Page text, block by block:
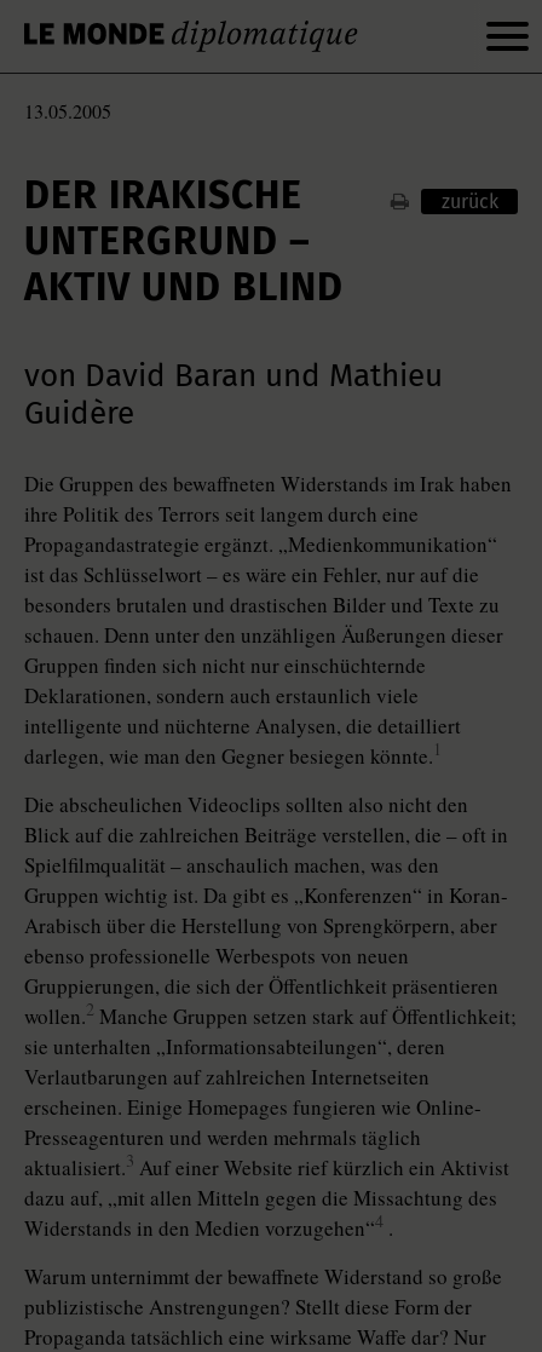
13.05.2005
DER IRAKISCHE
UNTERGRUND –
AKTIV UND BLIND
zurück
von David Baran und Mathieu
Guidère
Die Gruppen des bewaffneten Widerstands im Irak haben
ihre Politik des Terrors seit langem durch eine
Propagandastrategie ergänzt. „Medienkommunikation“
ist das Schlüsselwort – es wäre ein Fehler, nur auf die
besonders brutalen und drastischen Bilder und Texte zu
schauen. Denn unter den unzähligen Äußerungen dieser
Gruppen finden sich nicht nur einschüchternde
Deklarationen, sondern auch erstaunlich viele
intelligente und nüchterne Analysen, die detailliert
darlegen, wie man den Gegner besiegen könnte. 1
Die abscheulichen Videoclips sollten also nicht den
Blick auf die zahlreichen Beiträge verstellen, die – oft in
Spielfilmqualität – anschaulich machen, was den
Gruppen wichtig ist. Da gibt es „Konferenzen“ in Koran-
Arabisch über die Herstellung von Sprengkörpern, aber
ebenso professionelle Werbespots von neuen
Gruppierungen, die sich der Öffentlichkeit präsentieren
wollen.2 Manche Gruppen setzen stark auf Öffentlichkeit;
sie unterhalten „Informationsabteilungen“, deren
Verlautbarungen auf zahlreichen Internetseiten
erscheinen. Einige Homepages fungieren wie Online-
Presseagenturen und werden mehrmals täglich
aktualisiert.3 Auf einer Website rief kürzlich ein Aktivist
dazu auf, „mit allen Mitteln gegen die Missachtung des
Widerstands in den Medien vorzugehen“4 .
Warum unternimmt der bewaffnete Widerstand so große
publizistische Anstrengungen? Stellt diese Form der
Propaganda tatsächlich eine wirksame Waffe dar? Nur